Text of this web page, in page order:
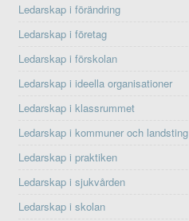
Ledarskap i förändring
Ledarskap i företag
Ledarskap i förskolan
Ledarskap i ideella organisationer
Ledarskap i klassrummet
Ledarskap i kommuner och landsting
Ledarskap i praktiken
Ledarskap i sjukvården
Ledarskap i skolan